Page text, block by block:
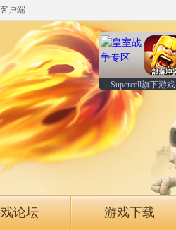
户端
Supercell旗下游戏
论坛 游戏下载